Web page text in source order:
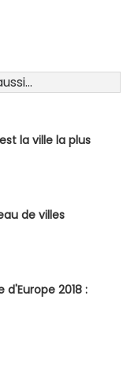
la ville la plus
de villes
d'Europe 2018 :